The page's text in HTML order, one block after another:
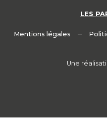
LES
Mentions légales –
Une